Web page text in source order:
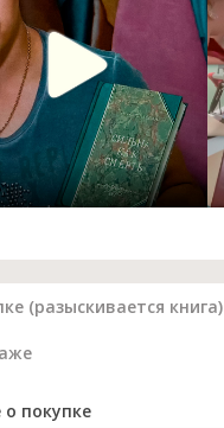
(разыскивается книга)
покупке